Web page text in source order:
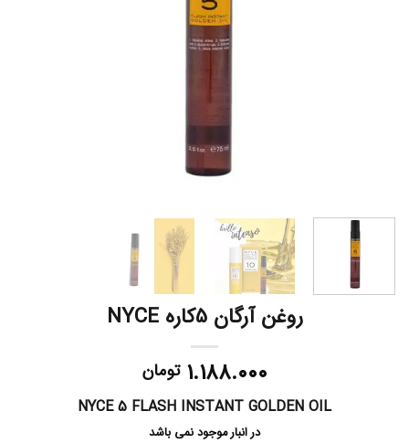
روغن آرگان 5کاره NYCE
۱.۱۸۸.۰۰۰ تومان
NYCE 5 FLASH INSTANT GOLDEN OIL
در انبار موجود نمی باشد